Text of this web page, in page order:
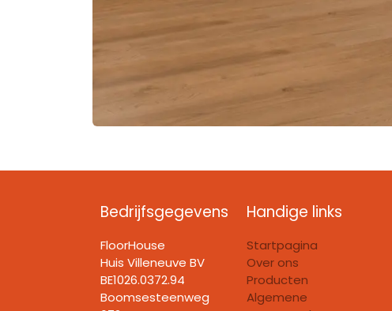
Handige links
Startpagina
Over ons
Producten
Algemene
Bedrijfsgegevens
FloorHouse
Huis Villeneuve BV​
BE1026.0372.94
Boomsesteenweg